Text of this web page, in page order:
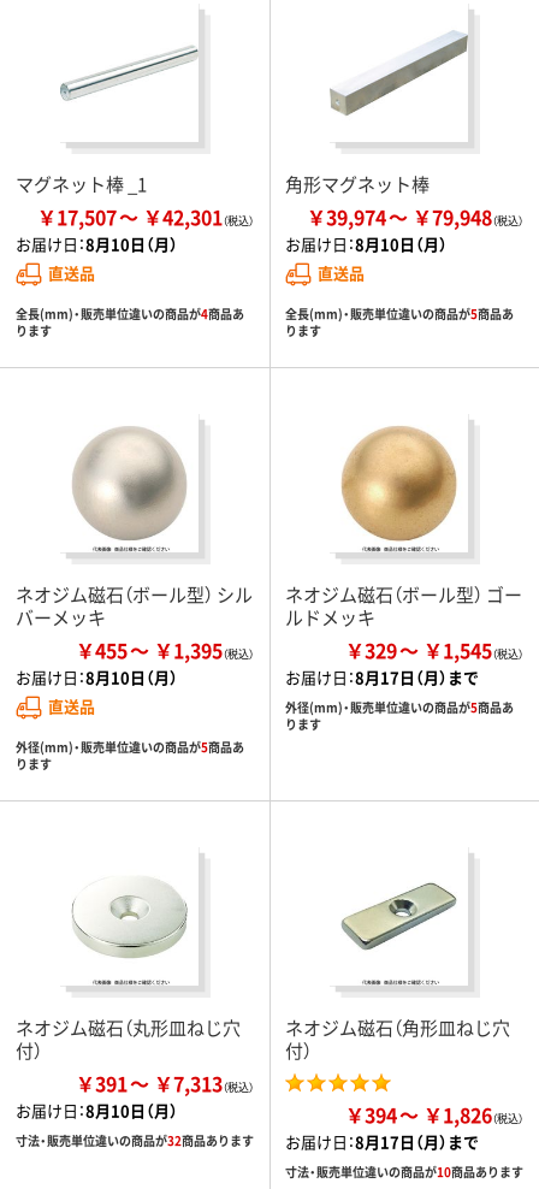
マグネット棒 _1
￥17,507 ￥42,301
お届け日：8月10日（月）
直送品
全長(mm)・販売単位違いの商品が4商品あ
ります
角形マグネット棒
￥39,974 ￥79,948
お届け日：8月10日（月）
直送品
全長(mm)・販売単位違いの商品が5商品あ
ります
ネオジム磁石（ボール型） シル
バーメッキ
￥455 ￥1,395
お届け日：8月10日（月）
直送品
外径(mm)・販売単位違いの商品が5商品あ
ります
ネオジム磁石（ボール型） ゴー
ルドメッキ
￥329 ￥1,545
お届け日：8月17日（月）まで
外径(mm)・販売単位違いの商品が5商品あ
ります
ネオジム磁石（丸形皿ねじ穴
付）
￥391 ￥7,313
お届け日：8月10日（月）
寸法・販売単位違いの商品が32商品あります
ネオジム磁石（角形皿ねじ穴
付）
￥394 ￥1,826
お届け日：8月17日（月）まで
寸法・販売単位違いの商品が10商品あります